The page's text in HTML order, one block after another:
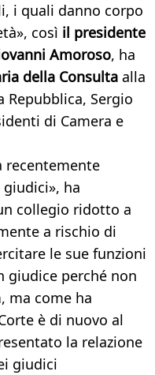
i quali danno corpo
così il presidente
Amoroso, ha
della Consulta alla
Repubblica, Sergio
di Camera e
recentemente
ha
collegio ridotto a
a rischio di
le sue funzioni
giudice perché non
ma come ha
è di nuovo al
la relazione
giudici